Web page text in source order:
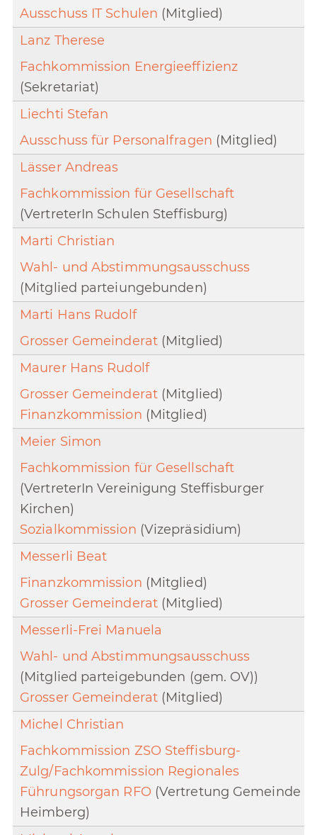
Ausschuss IT Schulen (Mitglied)
Lanz Therese
Fachkommission Energieeffizienz
(Sekretariat)
Liechti Stefan
Ausschuss für Personalfragen (Mitglied)
Lässer Andreas
Fachkommission für Gesellschaft
(VertreterIn Schulen Steffisburg)
Marti Christian
Wahl- und Abstimmungsausschuss
(Mitglied parteiungebunden)
Marti Hans Rudolf
Grosser Gemeinderat(Mitglied)
Maurer Hans Rudolf
Grosser Gemeinderat(Mitglied)
Finanzkommission (Mitglied)
Meier Simon
Fachkommission für Gesellschaft
(VertreterIn Vereinigung Steffisburger
Kirchen)
Sozialkommission (Vizepräsidium)
Messerli Beat
Finanzkommission (Mitglied)
Grosser Gemeinderat(Mitglied)
Messerli-Frei Manuela
Wahl- und Abstimmungsausschuss
(Mitglied parteigebunden (gem. OV))
Grosser Gemeinderat(Mitglied)
Michel Christian
Fachkommission ZSO Steffisburg-
Zulg/Fachkommission Regionales
Führungsorgan RFO(Vertretung Gemeinde
Heimberg)